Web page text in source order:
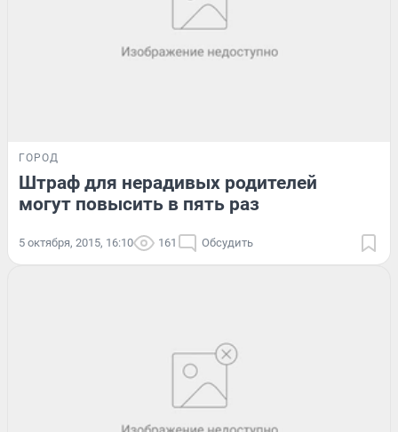
ГОРОД
Штраф для нерадивых родителей
могут повысить в пять раз
5 октября, 2015, 16:10 161 Обсудить